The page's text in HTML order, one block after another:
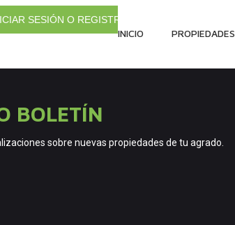
INICIO PROPIEDADES
SESIÓN O REGISTRARSE
BOLETÍN
sobre nuevas propiedades de tu agrado.